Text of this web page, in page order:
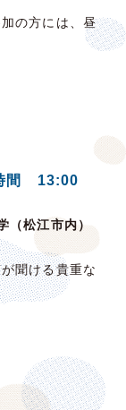
の方には、昼
間 13:00
（松江市内）
聞ける貴重な